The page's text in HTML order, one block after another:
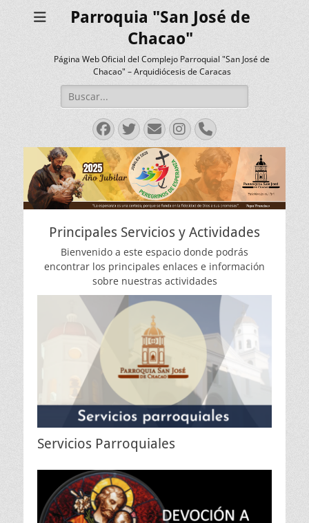
Parroquia "San José de
Chacao"
Página Web Oficial del Complejo Parroquial "San José de
Chacao" – Arquidiócesis de Caracas
Buscar:
Facebook
Twitter
Correo
electrónico
Instagram
Teléfono
Principales Servicios y Actividades
Bienvenido a este espacio donde podrás
encontrar los principales enlaces e información
sobre nuestras actividades
Servicios Parroquiales